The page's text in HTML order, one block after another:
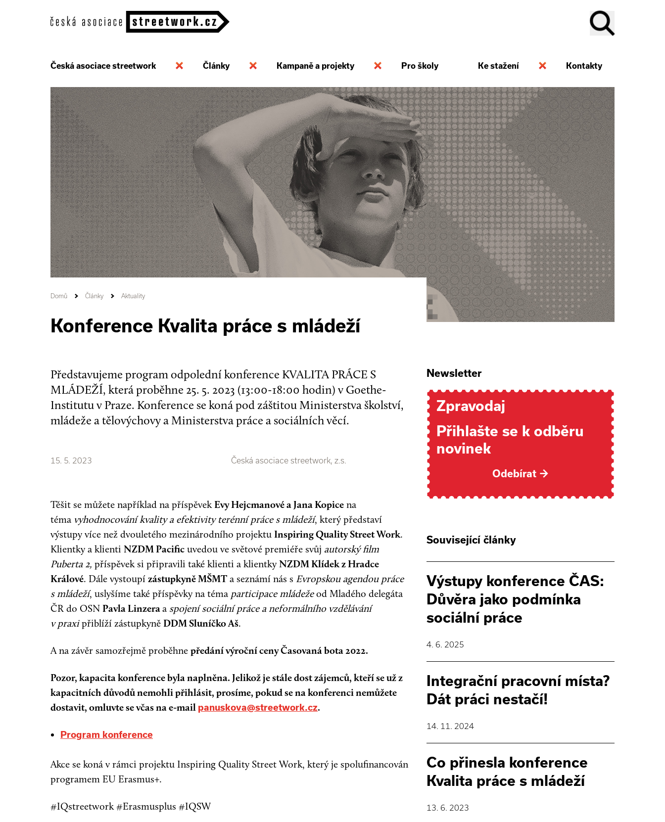
Česká asociace streetwork Články Kampaně a projekty Pro školy Ke stažení Kontakty
Domů Články Aktuality
Konference Kvalita práce s mládeží
Představujeme program odpolední konference KVALITA PRÁCE S
MLÁDEŽÍ, která proběhne 25. 5. 2023 (13:00-18:00 hodin) v Goethe-
Institutu v Praze. Konference se koná pod záštitou Ministerstva školství,
mládeže a tělovýchovy a Ministerstva práce a sociálních věcí.
15. 5. 2023 Česká asociace streetwork, z.s.
Těšit se můžete například na příspěvekEvy Hejcmanové a Jana Kopice na
téma vyhodnocování kvality a efektivity terénní práce s mládeží, který představí
výstupy více než dvouletého mezinárodního projektu Inspiring Quality Street Work.
Klientky a klienti NZDM Pacific uvedou ve světové premiéře svůj autorský film
Puberta 2, příspěvek si připravili také klienti a klientky NZDM Klídek z Hradce
Králové. Dále vystoupí zástupkyně MŠMT a seznámí nás s Evropskou agendou práce
s mládeží, uslyšíme také příspěvky na téma participace mládežeod Mladého delegáta
ČR do OSN Pavla Linzeraa spojení sociální práce a neformálního vzdělávání
v praxipřiblíží zástupkyně DDM Sluníčko Aš.
A na závěr samozřejmě proběhne předání výroční ceny Časovaná bota 2022.
Pozor, kapacita konference byla naplněna. Jelikož je stále dost zájemců, kteří se už z
kapacitních důvodů nemohli přihlásit, prosíme, pokud se na konferenci nemůžete
dostavit, omluvte se včas na e-mail panuskova@streetwork.cz.
Program konference
Akce se koná v rámci projektu Inspiring Quality Street Work, který je spolufinancován
programem EU Erasmus+.
#IQstreetwork #Erasmusplus #IQSW
Newsletter
Zpravodaj
Přihlašte se k odběru
novinek
Odebírat →
Související články
Výstupy konference ČAS:
Důvěra jako podmínka
sociální práce
4. 6. 2025
Integrační pracovní místa?
Dát práci nestačí!
14. 11. 2024
Co přinesla konference
Kvalita práce s mládeží
13. 6. 2023